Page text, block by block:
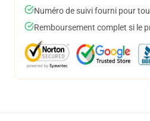
Numéro de suivi fourni pour
Remboursement complet si le